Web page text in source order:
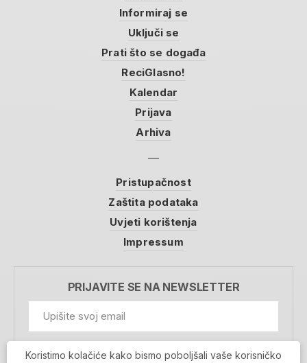
Informiraj se
Uključi se
Prati što se događa
ReciGlasno!
Kalendar
Prijava
Arhiva
Pristupačnost
Zaštita podataka
Uvjeti korištenja
Impressum
PRIJAVITE SE NA NEWSLETTER
Koristimo kolačiće kako bismo poboljšali vaše korisničko